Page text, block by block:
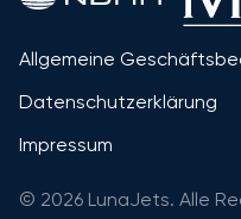
Allgemeine
Datenschutzerklärung
Impressum
© 2026 LunaJets. Alle